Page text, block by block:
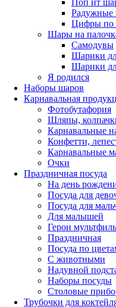
Цифры по
Шары на
Самодувы
Шарики
Шарики
Я родился
Наборы шаров
Карнавальная
Фотобутафория
Шляпы,
Карнавальные
Конфетти,
Карнавальные
Очки
Праздничная посуда
На день
Посуда для
Посуда для
Для малышей
Герои
Праздничная
Посуда по
С животными
Надувной
Наборы посуды
Столовые
Трубочки для